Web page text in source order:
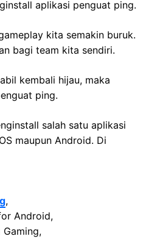
aplikasi penguat ping.
kita semakin buruk.
bagi team kita sendiri.
kembali hijau, maka
ping.
salah satu aplikasi
maupun Android. Di
,
Android,
Gaming,